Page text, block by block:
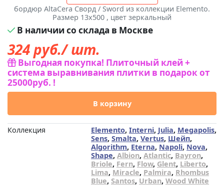
бордюр AltaCera Сворд / Sword из коллекции Elemento.
Размер 13x500 , цвет зеркальный
В наличии со склада в Москве
324руб./ шт.
Выгодная покупка! Плиточный клей +
система выравнивания плитки в подарок от
25000руб. !
В корзину
Коллекция Elemento, Interni, Julia, Megapolis,
Sens, Smalta, Vertus, Шейп,
Algorithm, Eterna, Napoli, Nova,
Shape, Albion, Atlantic, Bayron,
Briole, Fern, Flow, Glent, Liberto,
Lima, Miracle, Palmira, Rhombus
Blue, Santos, Urban, Wood White